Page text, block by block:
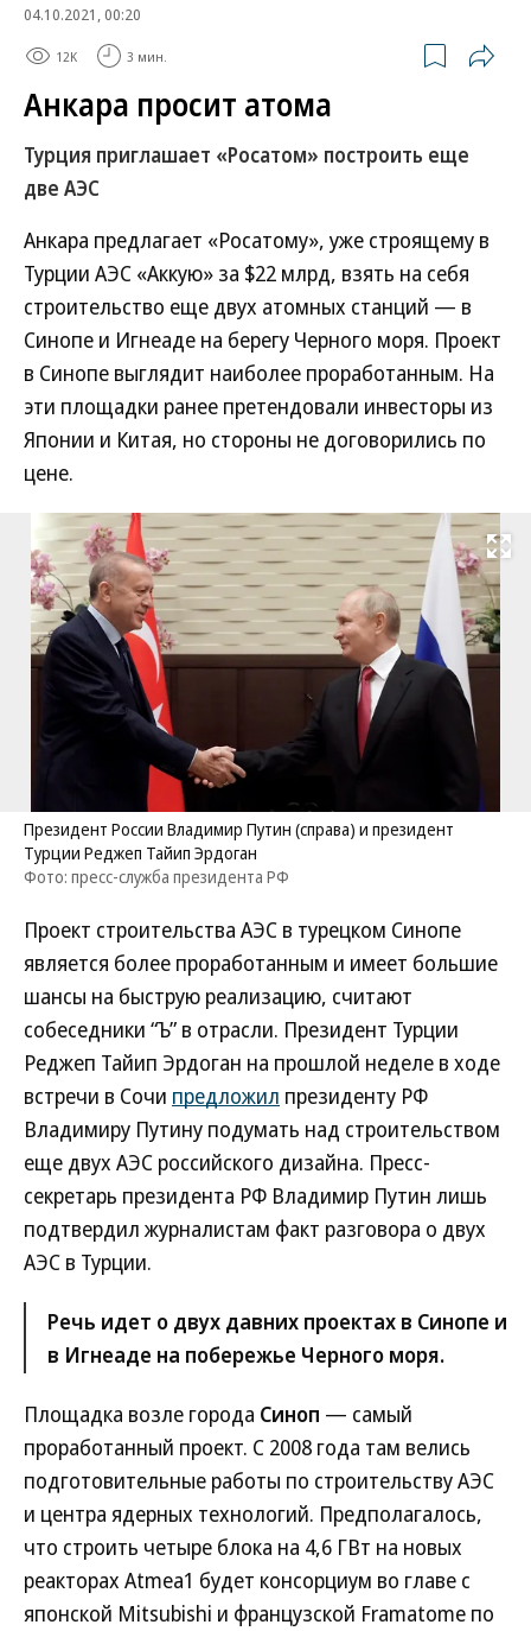
04.10.2021, 00:20
12K 3 мин.
Анкара просит атома
Турция приглашает «Росатом» построить еще
две АЭС
Анкара предлагает «Росатому», уже строящему в
Турции АЭС «Аккую» за $22 млрд, взять на себя
строительство еще двух атомных станций — в
Синопе и Игнеаде на берегу Черного моря. Проект
в Синопе выглядит наиболее проработанным. На
эти площадки ранее претендовали инвесторы из
Японии и Китая, но стороны не договорились по
цене.
Развернуть
Президент России Владимир Путин (справа) и президент
Турции Реджеп Тайип Эрдоган
Фото: пресс-служба президента РФ
Проект строительства АЭС в турецком Синопе
является более проработанным и имеет большие
шансы на быструю реализацию, считают
собеседники “Ъ” в отрасли. Президент Турции
Реджеп Тайип Эрдоган на прошлой неделе в ходе
встречи в Сочи предложил президенту РФ
Владимиру Путину подумать над строительством
еще двух АЭС российского дизайна. Пресс-
секретарь президента РФ Владимир Путин лишь
подтвердил журналистам факт разговора о двух
АЭС в Турции.
Речь идет о двух давних проектах в Синопе и
в Игнеаде на побережье Черного моря.
Площадка возле города Синоп — самый
проработанный проект. С 2008 года там велись
подготовительные работы по строительству АЭС
и центра ядерных технологий. Предполагалось,
что строить четыре блока на 4,6 ГВт на новых
реакторах Atmea1 будет консорциум во главе с
японской Mitsubishi и французской Framatome по